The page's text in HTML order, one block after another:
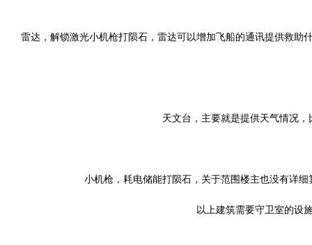
雷达，解锁激光小机枪打陨石，雷达可以增加飞船的通讯提供救助
天文台，主要就是提供天气情况，
小机枪，耗电储能打陨石，关于范围楼主也没有详
以上建筑需要守卫室的设